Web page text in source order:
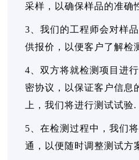
采样，以确保样品的准确
3、我们的工程师会对样
供报价，以便客户了解检
4、双方将就检测项目进
密协议，以保证客户信息
上，我们将进行测试试验.
5、在检测过程中，我们
通，以便随时调整测试方